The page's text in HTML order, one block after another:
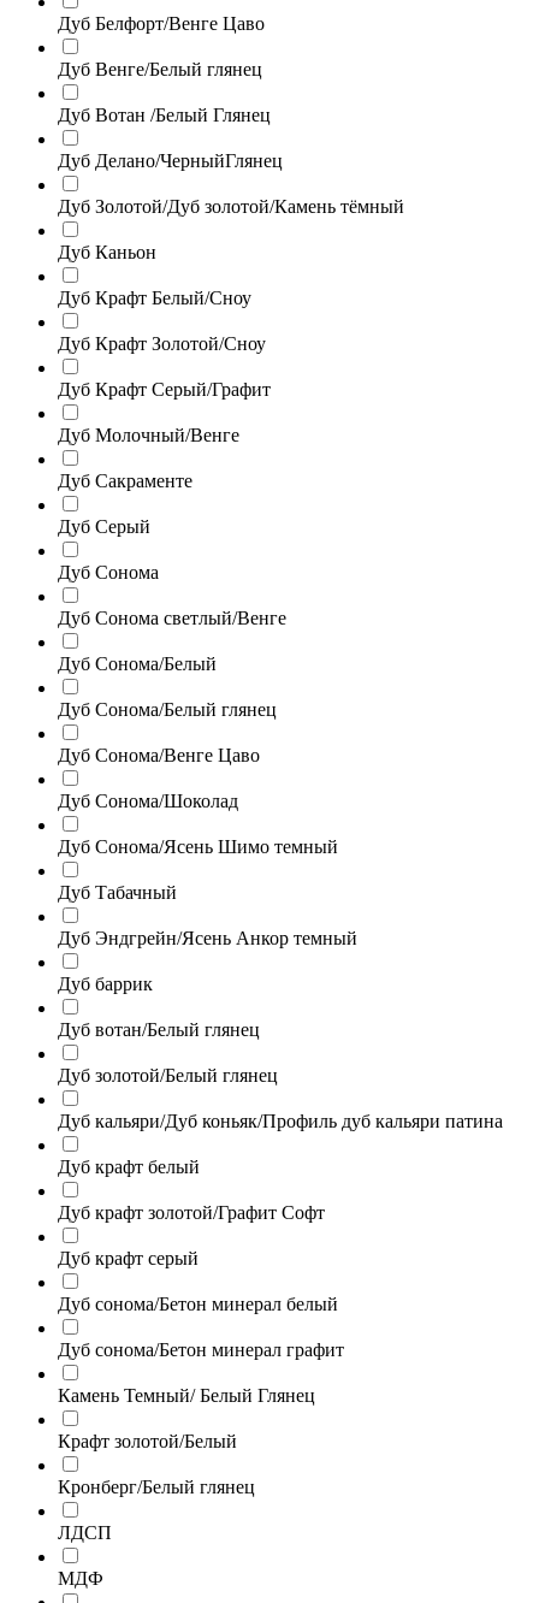
Дуб Белфорт/Венге Цаво
Дуб Венге/Белый глянец
Дуб Вотан /Белый Глянец
Дуб Делано/ЧерныйГлянец
Дуб Золотой/Дуб золотой/Камень тёмный
Дуб Каньон
Дуб Крафт Белый/Сноу
Дуб Крафт Золотой/Сноу
Дуб Крафт Серый/Графит
Дуб Молочный/Венге
Дуб Сакраменте
Дуб Серый
Дуб Сонома
Дуб Сонома светлый/Венге
Дуб Сонома/Белый
Дуб Сонома/Белый глянец
Дуб Сонома/Венге Цаво
Дуб Сонома/Шоколад
Дуб Сонома/Ясень Шимо темный
Дуб Табачный
Дуб Эндгрейн/Ясень Анкор темный
Дуб баррик
Дуб вотан/Белый глянец
Дуб золотой/Белый глянец
Дуб кальяри/Дуб коньяк/Профиль дуб кальяри патина
Дуб крафт белый
Дуб крафт золотой/Графит Софт
Дуб крафт серый
Дуб сонома/Бетон минерал белый
Дуб сонома/Бетон минерал графит
Камень Темный/ Белый Глянец
Крафт золотой/Белый
Кронберг/Белый глянец
ЛДСП
МДФ